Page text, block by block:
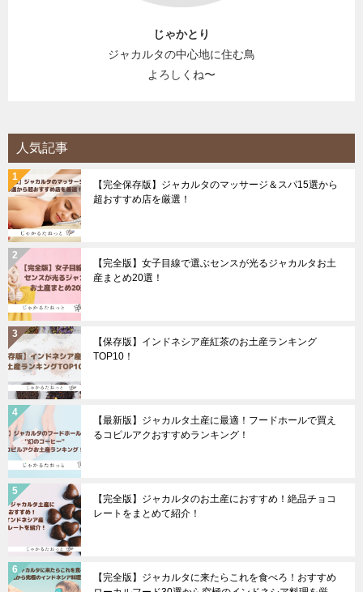
じゃかとり
ジャカルタの中心地に住む鳥
よろしくね〜
人気記事
【完全保存版】ジャカルタのマッサージ＆スパ15選から
超おすすめ店を厳選！
【完全版】女子目線で選ぶセンスが光るジャカルタお土
産まとめ20選！
【保存版】インドネシア産紅茶のお土産ランキング
TOP10！
【最新版】ジャカルタ土産に最適！フードホールで買え
るコピルアクおすすめランキング！
【完全版】ジャカルタのお土産におすすめ！絶品チョコ
レートをまとめて紹介！
【完全版】ジャカルタに来たらこれを食べろ！おすすめ